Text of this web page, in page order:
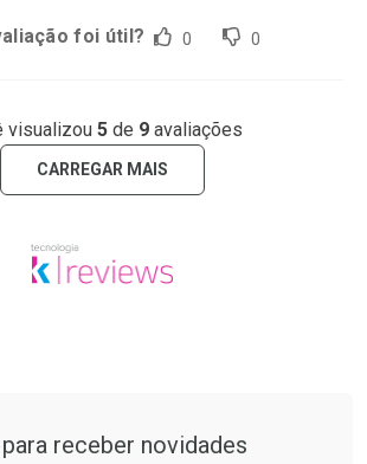
foi útil? 0 0
visualizou 5 de 9 avaliações
CARREGAR MAIS
receber novidades